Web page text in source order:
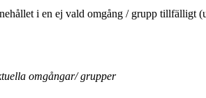
i en ej vald omgång / grupp tillfälligt
omgångar/ grupper